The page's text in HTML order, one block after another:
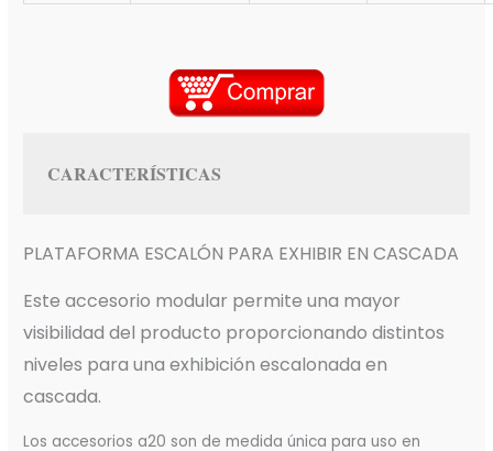
CARACTERÍSTICAS
PLATAFORMA ESCALÓN PARA EXHIBIR EN CASCADA
Este accesorio modular permite una mayor
visibilidad del producto proporcionando distintos
niveles para una exhibición escalonada en
cascada.
Los accesorios a20 son de medida única para uso en